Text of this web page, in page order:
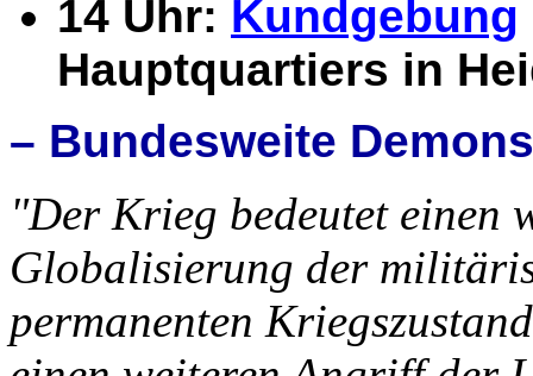
14 Uhr: Kundgebung
Hauptquartiers in
– Bundesweite
"Der Krieg bedeutet einen
Globalisierung der
permanenten